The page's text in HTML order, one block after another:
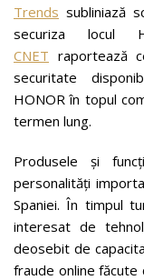
Trends subliniază
securiza locul
CNET raportează
securitate
HONOR în topul
termen lung.
Produsele și
personalități
Spaniei. În timpul
interesat de
deosebit de
fraude online